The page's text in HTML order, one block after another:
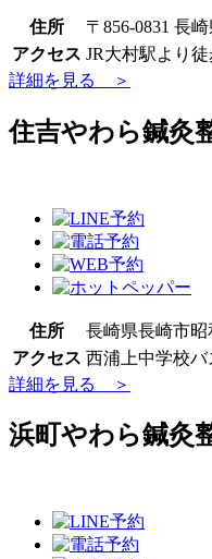
住所
〒856-0831 長
アクセス JR大村駅より徒
詳細を見る ＞
住吉やわら鍼灸
住所
長崎県長崎市昭
アクセス 西浦上中学校
詳細を見る ＞
浜町やわら鍼灸